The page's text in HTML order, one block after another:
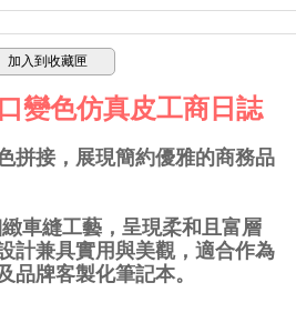
加入到收藏匣
變色仿真皮工商日誌
拼接，展現簡約優雅的商務品
車縫工藝，呈現柔和且富層
計兼具實用與美觀，適合作為
品牌客製化筆記本。